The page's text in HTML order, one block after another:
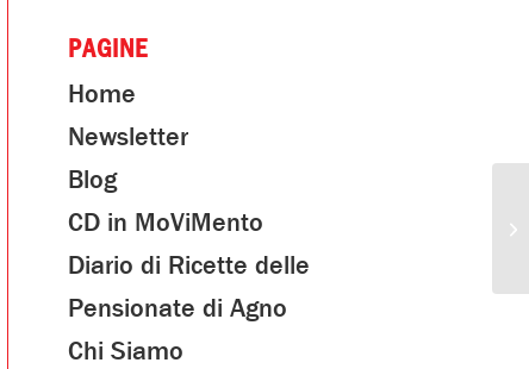
PAGINE
Home
Newsletter
Blog
CD in MoViMento
Diario di Ricette delle
Pensionate di Agno
Chi Siamo